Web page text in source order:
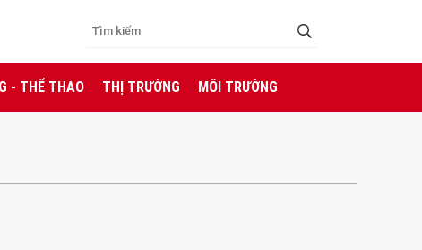
- THỂ THAO THỊ TRƯỜNG MÔI TRƯỜNG